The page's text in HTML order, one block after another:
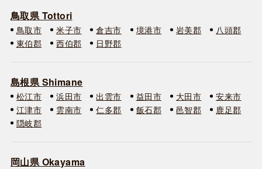
鳥取県 Tottori
鳥取市 米子市 倉吉市 境港市 岩美郡
八頭郡
東伯郡
西伯郡 日野郡
島根県 Shimane
松江市 浜田市 出雲市 益田市 大田市
安来市
江津市
雲南市 仁多郡 飯石郡 邑智郡
鹿足郡
隠岐郡
岡山県 Okayama